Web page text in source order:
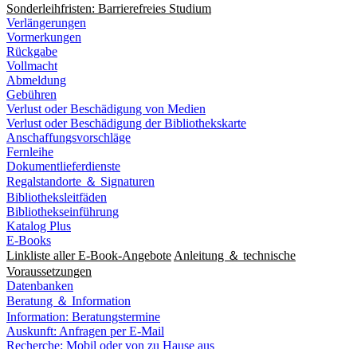
Sonderleihfristen: Barrierefreies Studium
Verlängerungen
Vormerkungen
Rückgabe
Vollmacht
Abmeldung
Gebühren
Verlust oder Beschädigung von Medien
Verlust oder Beschädigung der Bibliothekskarte
Anschaffungsvorschläge
Fernleihe
Dokumentlieferdienste
Regalstandorte ＆ Signaturen
Bibliotheksleitfäden
Bibliothekseinführung
Katalog Plus
E-Books
Linkliste aller E-Book-Angebote Anleitung ＆ technische
Voraussetzungen
Datenbanken
Beratung ＆ Information
Information: Beratungstermine
Auskunft: Anfragen per E-Mail
Recherche: Mobil oder von zu Hause aus